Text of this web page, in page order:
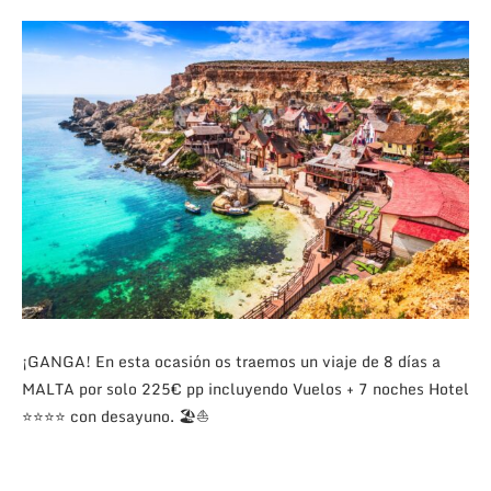
¡GANGA! En esta ocasión os traemos un viaje de 8 días a
MALTA por solo 225€ pp incluyendo Vuelos + 7 noches Hotel
⭐⭐⭐⭐ con desayuno. 🏖⛵